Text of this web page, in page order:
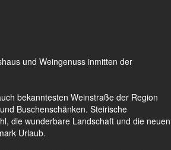
und Weingenuss inmitten der
bekanntesten Weinstraße der Region
Buschenschänken. Steirische
die wunderbare Landschaft und die neuen
Urlaub.